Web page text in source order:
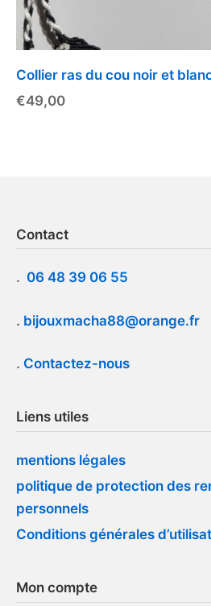
Collier ras du cou noir et
€49,00
Contact
. 06 48 39 06 55
. bijouxmacha88@orange.fr
. Contactez-nous
Liens utiles
mentions légales
politique de protection des
personnels
Conditions générales
Mon compte